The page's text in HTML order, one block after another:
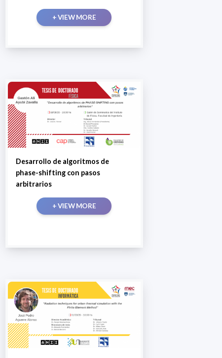
+ VIEW MORE
Desarrollo de algoritmos de
phase-shifting con pasos
arbitrarios
+ VIEW MORE